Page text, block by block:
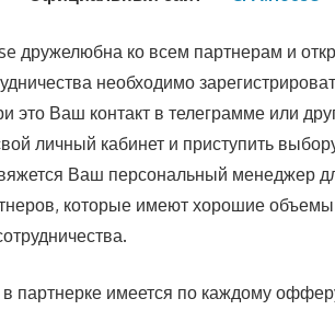
дружелюбна ко всем партнерам и
необходимо
это Ваш контакт в телеграмме или
личный кабинет и приступить
Ваш персональный менеджер
которые имеют хорошие
партнерке имеется по каждому